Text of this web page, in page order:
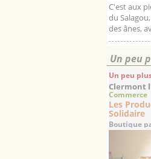
C'est aux
du
des ânes,
tend...
Un peu
Un peu
Clermont
Commerce
Les
Solidaire
Boutique